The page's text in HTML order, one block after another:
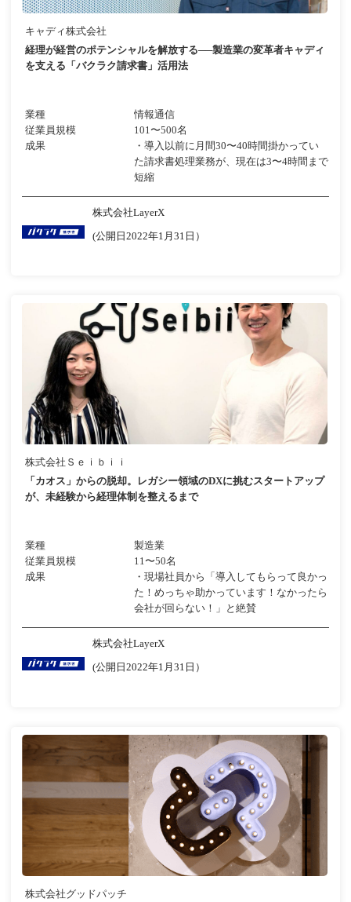
キャディ株式会社
経理が経営のポテンシャルを解放する──製造業の変革者キャディ
を支える「バクラク請求書」活用法​
業種
情報通信
従業員規模
101〜500名
成果
・導入以前に月間30〜40時間掛かってい
た請求書処理業務が、現在は3〜4時間まで
短縮
株式会社LayerX
(公開日2022年1月31日）
株式会社Ｓｅｉｂｉｉ
「カオス」からの脱却。レガシー領域のDXに挑むスタートアップ
が、未経験から経理体制を整えるまで
業種
製造業
従業員規模
11〜50名
成果
・現場社員から「導入してもらって良かっ
た！めっちゃ助かっています！なかったら
会社が回らない！」と絶賛
株式会社LayerX
(公開日2022年1月31日）
株式会社グッドパッチ